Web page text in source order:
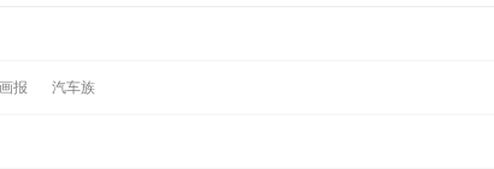
报 汽车族